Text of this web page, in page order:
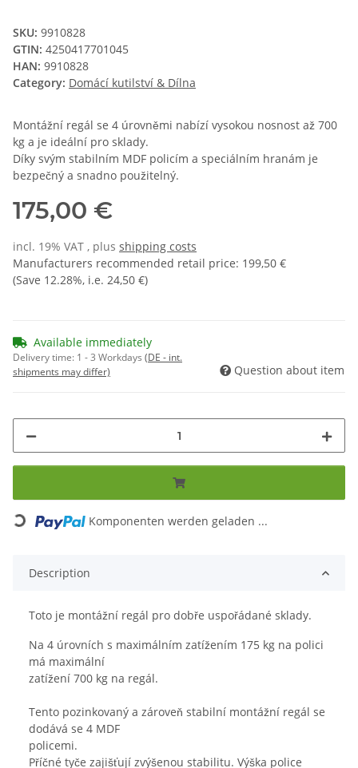
SKU: 9910828
GTIN: 4250417701045
HAN: 9910828
Category: Domácí kutilství & Dílna
Montážní regál se 4 úrovněmi nabízí vysokou nosnost až 700
kg a je ideální pro sklady.
Díky svým stabilním MDF policím a speciálním hranám je
bezpečný a snadno použitelný.
175,00 €
incl. 19% VAT , plus shipping costs
Manufacturers recommended retail price: 199,50 €
(Save 12.28%, i.e. 24,50 €)
Available immediately
Delivery time: 1 - 3 Workdays (DE - int.
shipments may differ)
Question about item
Loading... Komponenten werden geladen ...
Description
Toto je montážní regál pro dobře uspořádané sklady.
Na 4 úrovních s maximálním zatížením 175 kg na polici
má maximální
zatížení 700 kg na regál.
Tento pozinkovaný a zároveň stabilní montážní regál se
dodává se 4 MDF
policemi.
Příčné tyče zajišťují zvýšenou stabilitu. Výška police